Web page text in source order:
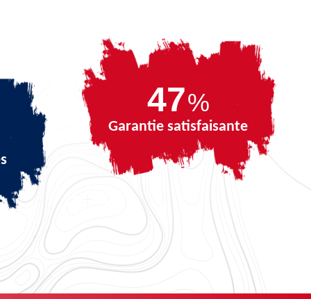
66%
Garantie satisfaisante